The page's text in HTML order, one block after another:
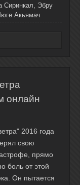
Сиринкал, Эбру
Акьямач
онлайн
2016 года
свою
прямо
боль от этой
Он пытается